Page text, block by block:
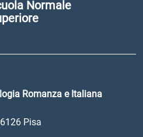
Normale
Romanza e Italiana
Pisa